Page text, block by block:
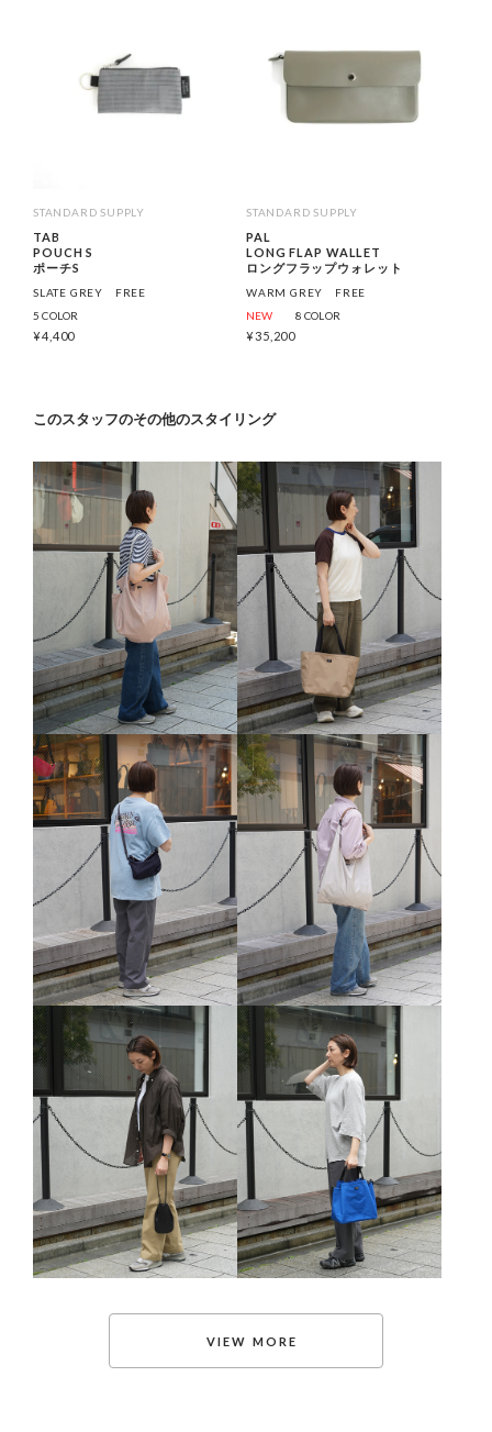
STANDARD SUPPLY
TAB
POUCH S
ポーチS
SLATE GREY
FREE
5 COLOR
¥4,400
STANDARD SUPPLY
PAL
LONG FLAP WALLET
ロングフラップウォレット
WARM GREY
FREE
NEW
8 COLOR
¥35,200
このスタッフのその他のスタイリング